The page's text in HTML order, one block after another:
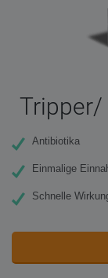
Tripper/
Antibiotika
Einmalige
Schnelle